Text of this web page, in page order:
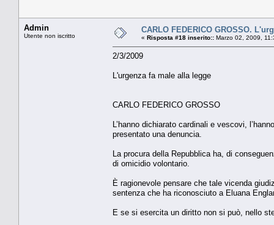
Admin
Utente non iscritto
CARLO FEDERICO GROSSO.
« Risposta #18 inserito:: Marzo 02, 2009,
2/3/2009
L'urgenza fa male alla legge
CARLO FEDERICO GROSSO
L’hanno dichiarato cardinali e vescovi,
presentato una denuncia.
La procura della Repubblica ha, di
di omicidio volontario.
È ragionevole pensare che tale vicenda
sentenza che ha riconosciuto a Eluana
E se si esercita un diritto non si può, nello